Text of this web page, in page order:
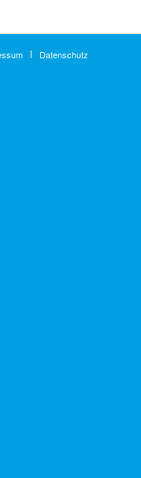
Datenschutz